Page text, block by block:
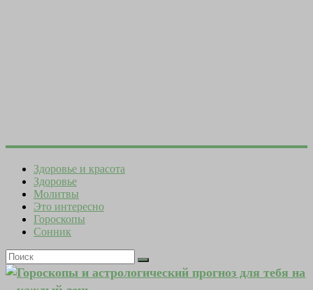
Здоровье и красота
Здоровье
Молитвы
Это интересно
Гороскопы
Сонник
Гороскопы и астрологический прогноз для тебя на